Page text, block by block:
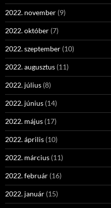
2022. november (9)
2022. október (7)
2022. szeptember (10)
2022. augusztus (11)
2022. július (8)
2022. június (14)
2022. május (17)
2022. április (10)
2022. március (11)
2022. február (16)
2022. január (15)